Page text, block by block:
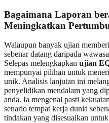
Bagaimana Laporan
Meningkatkan
Walaupun banyak ujian
sebenar datang daripada
Selepas melengkapkan ujian
mempunyai pilihan untuk
unik. Analisis lanjutan ini
penyelidikan mendalam yang
anda. Ia mengenal pasti
senario tempat kerja dunia
tindakan yang disesuaikan